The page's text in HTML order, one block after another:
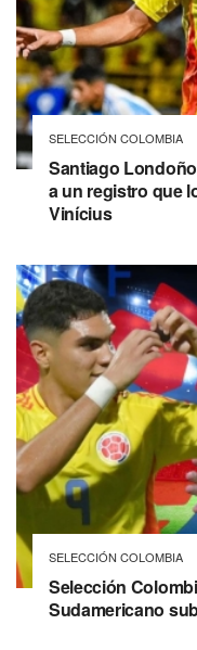
SELECCIÓN COLOMBIA
Santiago
a un registro que
Vinícius
SELECCIÓN COLOMBIA
Selección
Sudamericano